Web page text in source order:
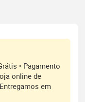
• Pagamento
online de
em